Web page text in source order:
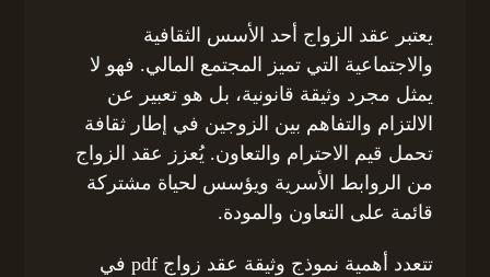
يعتبر عقد الزواج أحد الأسس الثقافية
والاجتماعية التي تميز المجتمع المالي. فهو لا
يمثل مجرد وثيقة قانونية، بل هو تعبير عن
الالتزام والتفاهم بين الزوجين في إطار ثقافة
تحمل قيم الاحترام والتعاون. يُعزز عقد الزواج
من الروابط الأسرية ويؤسس لحياة مشتركة
قائمة على التعاون والمودة.
تتعدد أهمية نموذج وثيقة عقد زواج pdf في